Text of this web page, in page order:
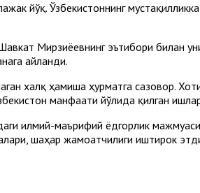
йўқ. Ўзбекистоннинг
Мирзиёевнинг эътибори билан
айланди.
халқ ҳамиша ҳурматга сазовор.
манфаати йўлида қилган
илмий-маърифий ёдгорлик
шаҳар жамоатчилиги иштирок